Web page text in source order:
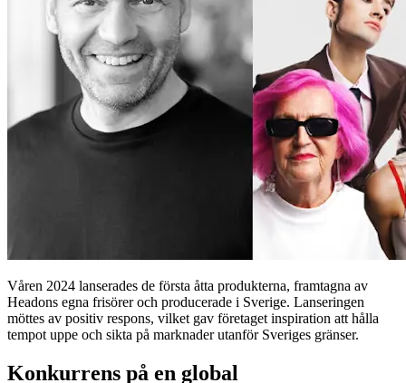
Våren 2024 lanserades de första åtta produkterna, framtagna av
Headons egna frisörer och producerade i Sverige. Lanseringen
möttes av positiv respons, vilket gav företaget inspiration att hålla
tempot uppe och sikta på marknader utanför Sveriges gränser.
Konkurrens på en global